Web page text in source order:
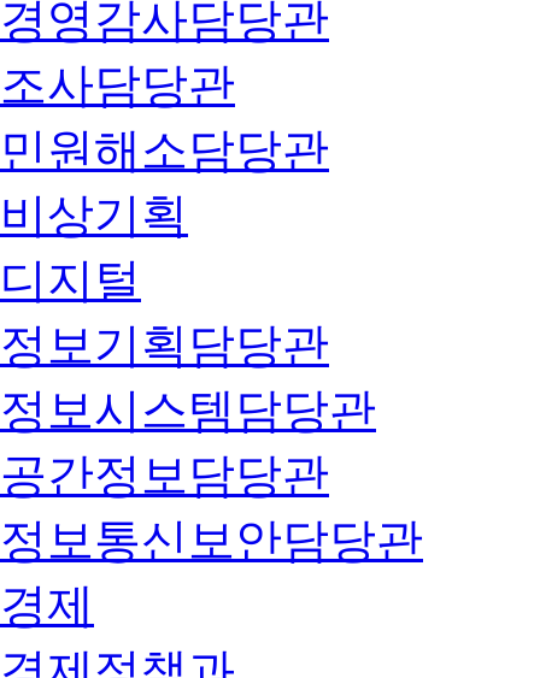
경영감사담당관
조사담당관
민원해소담당관
비상기획
디지털
정보기획담당관
정보시스템담당관
공간정보담당관
정보통신보안담당관
경제